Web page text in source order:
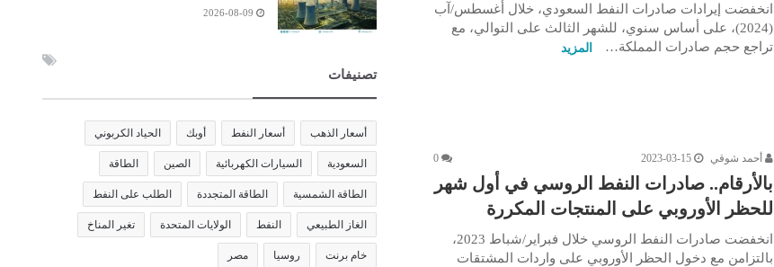
انخفضت إيرادات صادرات النفط السعودي، خلال أغسطس/آب
(2024)، على أساس سنوي، للشهر الثالث على التوالي، مع
تراجع حجم صادرات المملكة…
المزيد
أحمد شوقي 2023-03-15
0
بالأرقام.. صادرات النفط الروسي في أول شهر
للحظر الأوروبي على المنتجات المكررة
انخفضت صادرات النفط الروسي خلال فبراير/شباط 2023،
بالتزامن مع دخول الحظر الأوروبي على واردات المشتقات
2026-08-09
تصنيفات
أسعار الذهب أسعار النفط أوبك الحياد الكربوني
السعودية السيارات الكهربائية الصين الطاقة
الطاقة الشمسية الطاقة المتجددة الطلب على النفط
الغاز الطبيعي النفط الولايات المتحدة تغير المناخ
خام برنت روسيا مصر